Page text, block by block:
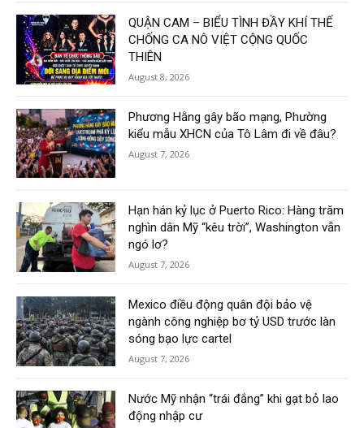
QUẬN CAM – BIỂU TÌNH ĐẦY KHÍ THẾ
CHỐNG CA NÔ VIỆT CỘNG QUỐC
THIÊN
August 8, 2026
Phương Hằng gây bão mạng, Phường
kiểu mẫu XHCN của Tô Lâm đi về đâu?
August 7, 2026
Hạn hán kỷ lục ở Puerto Rico: Hàng trăm
nghìn dân Mỹ “kêu trời”, Washington vẫn
ngó lơ?
August 7, 2026
Mexico điều động quân đội bảo vệ
ngành công nghiệp bơ tỷ USD trước làn
sóng bạo lực cartel
August 7, 2026
Nước Mỹ nhận “trái đắng” khi gạt bỏ lao
động nhập cư